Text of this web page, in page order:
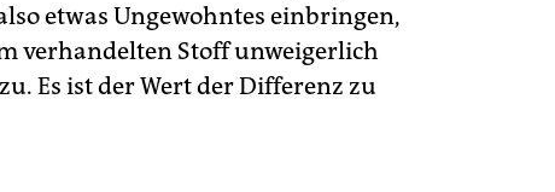
etwas Ungewohntes einbringen,
verhandelten Stoff unweigerlich
Es ist der Wert der Differenz zu